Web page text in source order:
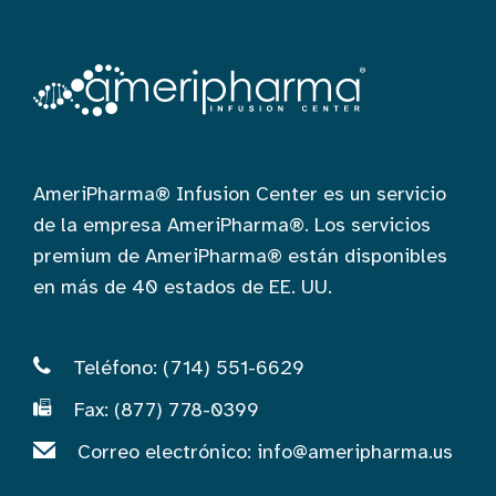
AmeriPharma® Infusion Center es un servicio
de la empresa AmeriPharma®. Los servicios
premium de AmeriPharma® están disponibles
en más de 40 estados de EE. UU.
Teléfono: (714) 551-6629
Fax: (877) 778-0399
Correo electrónico: info@ameripharma.us